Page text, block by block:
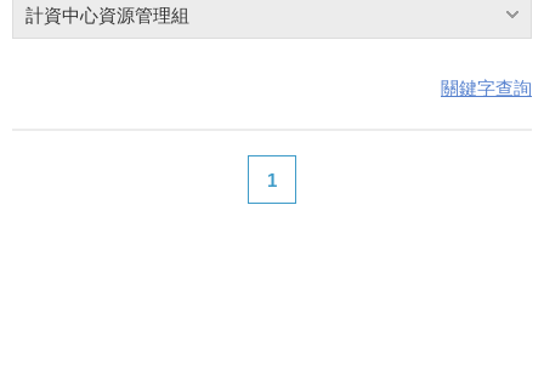
計資中心資源管理組
關鍵字查詢
1